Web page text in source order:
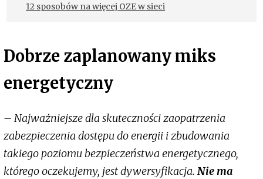
12 sposobów na więcej OZE w sieci
Dobrze zaplanowany miks
energetyczny
– Najważniejsze dla skuteczności zaopatrzenia
zabezpieczenia dostępu do energii i zbudowania
takiego poziomu bezpieczeństwa energetycznego,
którego oczekujemy, jest dywersyfikacja. Nie ma